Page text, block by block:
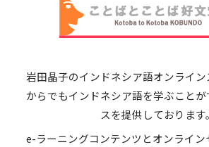
岩田晶子のインドネシア語オンライ
からでもインドネシア語を学ぶこと
スを提供しております。
e-ラーニングコンテンツとオンライ